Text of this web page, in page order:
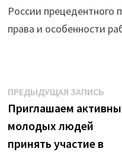
России прецедентного
права и особенности
Навигация
по
записям
ПРЕДЫДУЩАЯ ЗАПИСЬ
Приглашаем
молодых людей
принять участие в